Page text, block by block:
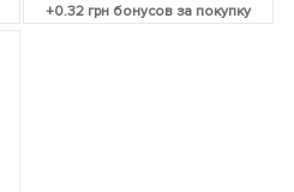
+0.32грн бонусов за покупку